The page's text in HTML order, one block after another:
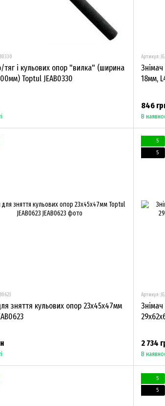
тяг і кульових опор "вилка" (ширина
Toptul JEAB0330
Артикул:
18мм,
846
В
зняття кульових опор 23х45х47мм
5
5
Артикул:
2 734
В
5
5